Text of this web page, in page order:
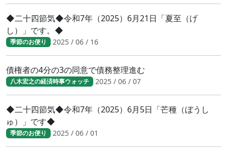
◆二十四節気◆令和7年（2025）6月21日「夏至（げ
し）」です。◆
季節のお便り 2025 / 06 / 16
債権者の4分の3の同意で債務整理進む
八木宏之の経済時事ウォッチ 2025 / 06 / 07
◆二十四節気◆令和7年（2025）6月5日「芒種（ぼうし
ゅ）」です◆
季節のお便り 2025 / 06 / 01